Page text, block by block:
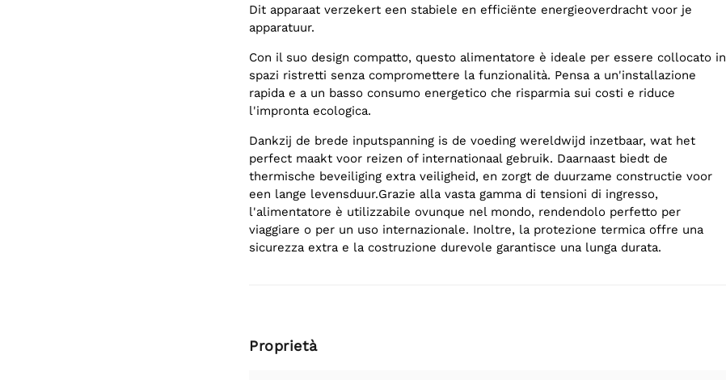
Dit apparaat verzekert een stabiele en efficiënte energieoverdracht voor je
apparatuur.
Con il suo design compatto, questo alimentatore è ideale per essere collocato in
spazi ristretti senza compromettere la funzionalità. Pensa a un'installazione
rapida e a un basso consumo energetico che risparmia sui costi e riduce
l'impronta ecologica.
Dankzij de brede inputspanning is de voeding wereldwijd inzetbaar, wat het
perfect maakt voor reizen of internationaal gebruik. Daarnaast biedt de
thermische beveiliging extra veiligheid, en zorgt de duurzame constructie voor
een lange levensduur.Grazie alla vasta gamma di tensioni di ingresso,
l'alimentatore è utilizzabile ovunque nel mondo, rendendolo perfetto per
viaggiare o per un uso internazionale. Inoltre, la protezione termica offre una
sicurezza extra e la costruzione durevole garantisce una lunga durata.
Proprietà